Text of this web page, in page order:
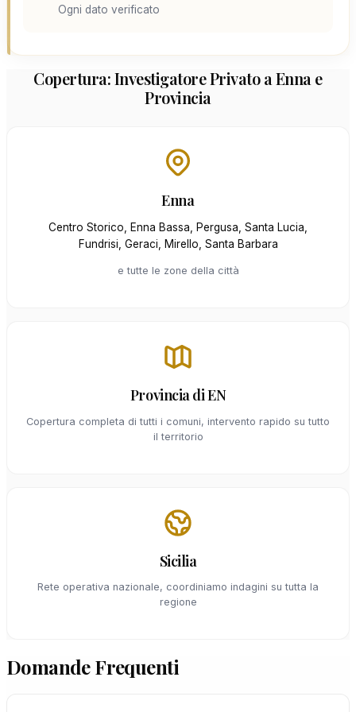
Ogni dato verificato
Copertura: Investigatore Privato a Enna e
Provincia
Enna
Centro Storico, Enna Bassa, Pergusa, Santa Lucia,
Fundrisi, Geraci, Mirello, Santa Barbara
e tutte le zone della città
Provincia di EN
Copertura completa di tutti i comuni, intervento rapido su tutto
il territorio
Sicilia
Rete operativa nazionale, coordiniamo indagini su tutta la
regione
Domande Frequenti